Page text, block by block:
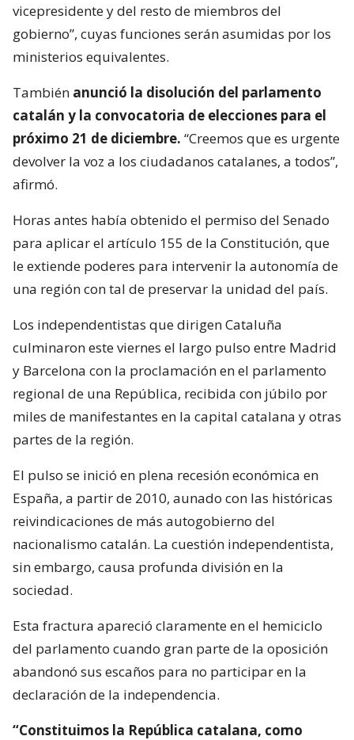
vicepresidente y del resto de miembros del
gobierno”, cuyas funciones serán asumidas por los
ministerios equivalentes.
También anunció la disolución del parlamento
catalán y la convocatoria de elecciones para el
próximo 21 de diciembre. “Creemos que es urgente
devolver la voz a los ciudadanos catalanes, a todos”,
afirmó.
Horas antes había obtenido el permiso del Senado
para aplicar el artículo 155 de la Constitución, que
le extiende poderes para intervenir la autonomía de
una región con tal de preservar la unidad del país.
Los independentistas que dirigen Cataluña
culminaron este viernes el largo pulso entre Madrid
y Barcelona con la proclamación en el parlamento
regional de una República, recibida con júbilo por
miles de manifestantes en la capital catalana y otras
partes de la región.
El pulso se inició en plena recesión económica en
España, a partir de 2010, aunado con las históricas
reivindicaciones de más autogobierno del
nacionalismo catalán. La cuestión independentista,
sin embargo, causa profunda división en la
sociedad.
Esta fractura apareció claramente en el hemiciclo
del parlamento cuando gran parte de la oposición
abandonó sus escaños para no participar en la
declaración de la independencia.
“Constituimos la República catalana, como